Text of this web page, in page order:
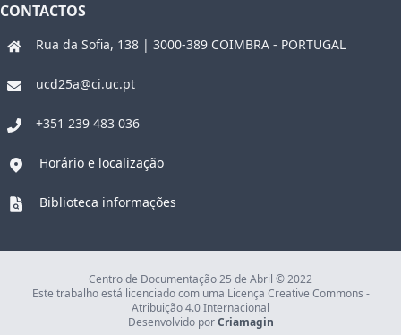
CONTACTOS
Rua da Sofia, 138 | 3000-389 COIMBRA - PORTUGAL
ucd25a@ci.uc.pt
+351 239 483 036
Horário e localização
Biblioteca informações
Centro de Documentação 25 de Abril © 2022
Este trabalho está licenciado com uma Licença Creative Commons -
Atribuição 4.0 Internacional
Desenvolvido por Criamagin